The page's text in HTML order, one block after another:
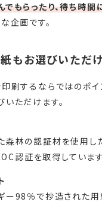
もらったり、待ち時
企画です。
もお選びいただ
刷するならではのポイ
いただけます。
森林の認証材を使用し
認証を取得しています
ー98％で抄造された用